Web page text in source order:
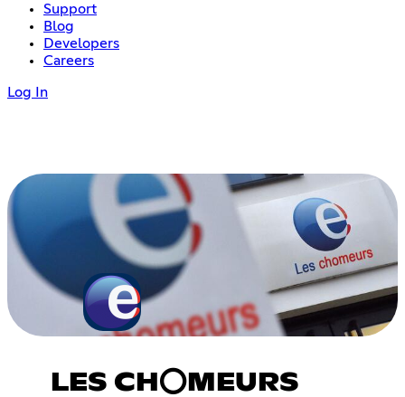
Support
Blog
Developers
Careers
Log In
LES CH⭕MEURS